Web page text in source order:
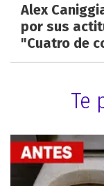
Alex
por sus
"Cuatro de
Te